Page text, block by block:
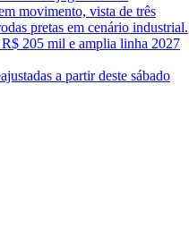
205 mil e amplia linha 2027
a partir deste sábado